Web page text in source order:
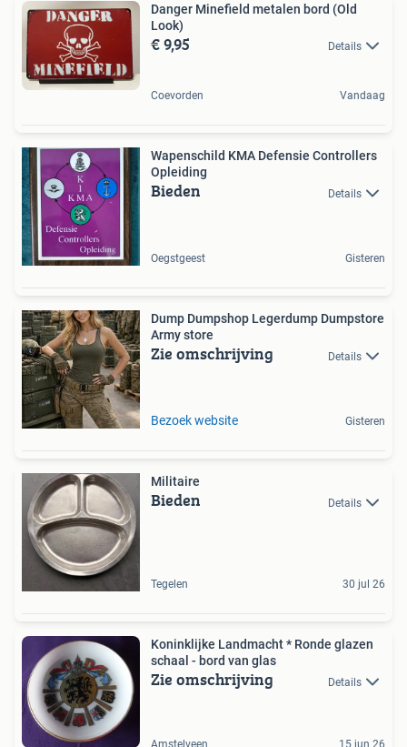
Danger Minefield metalen bord (Old
Look)
€ 9,95 Details
Coevorden Vandaag
Wapenschild KMA Defensie Controllers
Opleiding
Bieden Details
Oegstgeest Gisteren
Dump Dumpshop Legerdump Dumpstore
Army store
Zie omschrijving Details
Bezoek website Gisteren
Militaire
Bieden Details
Tegelen 30 jul 26
Koninklijke Landmacht * Ronde glazen
schaal - bord van glas
Zie omschrijving Details
Amstelveen 15 jun 26